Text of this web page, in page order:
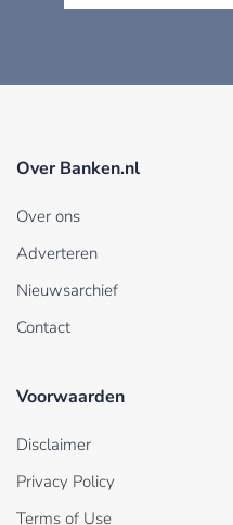
Over Banken.nl
Over ons
Adverteren
Nieuwsarchief
Contact
Voorwaarden
Disclaimer
Privacy Policy
Terms of Use